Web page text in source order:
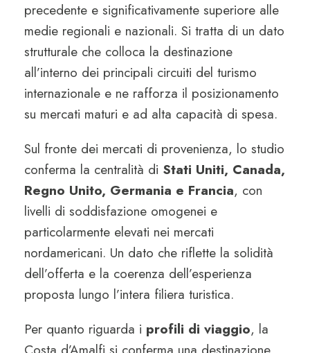
precedente e significativamente superiore alle
medie regionali e nazionali. Si tratta di un dato
strutturale che colloca la destinazione
all’interno dei principali circuiti del turismo
internazionale e ne rafforza il posizionamento
su mercati maturi e ad alta capacità di spesa.
Sul fronte dei mercati di provenienza, lo studio
conferma la centralità di Stati Uniti, Canada,
Regno Unito, Germania e Francia, con
livelli di soddisfazione omogenei e
particolarmente elevati nei mercati
nordamericani. Un dato che riflette la solidità
dell’offerta e la coerenza dell’esperienza
proposta lungo l’intera filiera turistica.
Per quanto riguarda i profili di viaggio, la